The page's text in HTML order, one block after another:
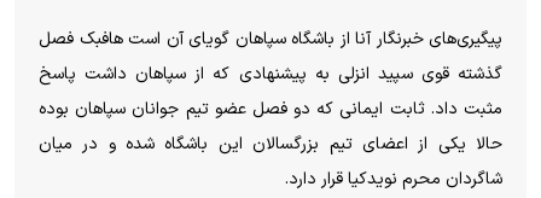
پیگیری‌های خبرنگار آنا از باشگاه سپاهان گویای آن است هافبک فصل
گذشته قوی سپید انزلی به پیشنهادی که از سپاهان داشت پاسخ
مثبت داد. ثابت ایمانی که دو فصل عضو تیم جوانان سپاهان بوده
حالا یکی از اعضای تیم بزرگسالان این باشگاه شده و در میان
شاگردان محرم نویدکیا قرار دارد.